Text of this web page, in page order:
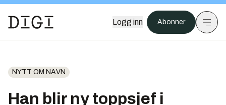
Logg inn Abonner
NYTT OM NAVN
Han blir ny toppsjef i